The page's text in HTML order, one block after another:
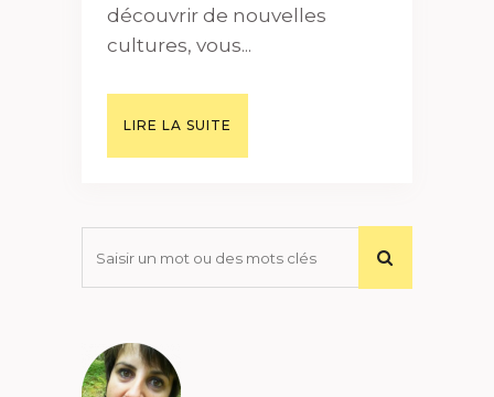
découvrir de nouvelles
cultures, vous...
LIRE LA SUITE